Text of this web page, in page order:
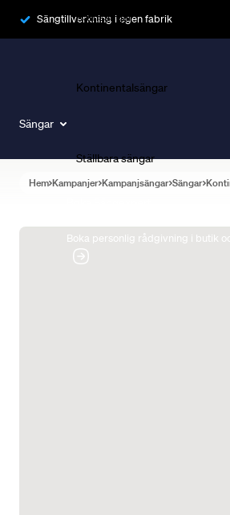
Sängtillverkning i egen fabrik
Sängar
Ramsängar
Kontinentalsängar
Ställbara sängar
Boka personlig rådgivning i butik
Hem Kampanjer Kampanjsängar Sängar